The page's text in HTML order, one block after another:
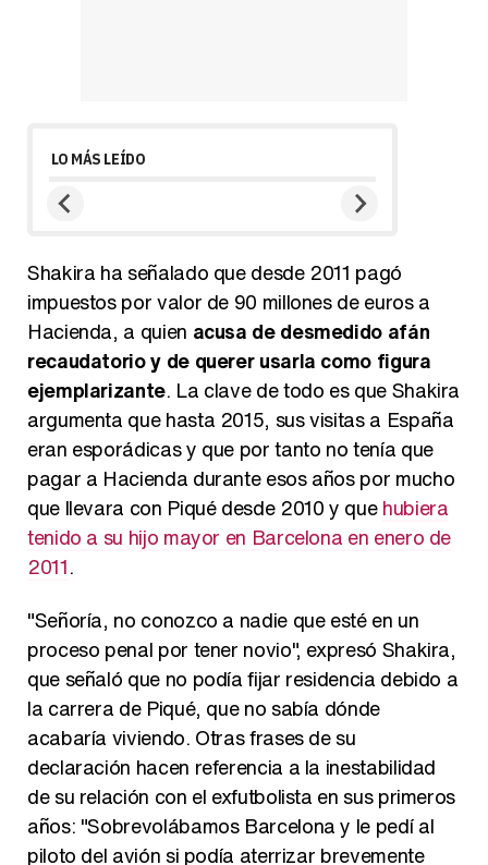
LO MÁS LEÍDO
Shakira ha señalado que desde 2011 pagó
impuestos por valor de 90 millones de euros a
Hacienda, a quien acusa de desmedido afán
recaudatorio y de querer usarla como figura
ejemplarizante. La clave de todo es que Shakira
argumenta que hasta 2015, sus visitas a España
eran esporádicas y que por tanto no tenía que
pagar a Hacienda durante esos años por mucho
que llevara con Piqué desde 2010 y quehubiera
tenido a su hijo mayor en Barcelona en enero de
2011.
"Señoría, no conozco a nadie que esté en un
proceso penal por tener novio", expresó Shakira,
que señaló que no podía fijar residencia debido a
la carrera de Piqué, que no sabía dónde
acabaría viviendo. Otras frases de su
declaración hacen referencia a la inestabilidad
de su relación con el exfutbolista en sus primeros
años: "Sobrevolábamos Barcelona y le pedí al
piloto del avión si podía aterrizar brevemente